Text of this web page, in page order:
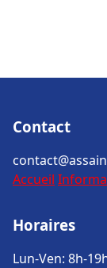
Contact
Accueil
Horaires
Lun-Ven: 8h-